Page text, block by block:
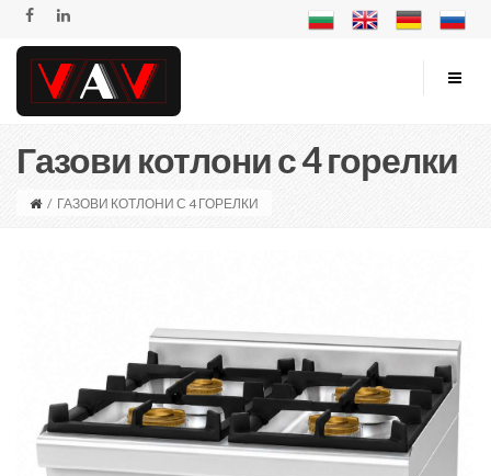
Газови котлони с 4 горелки
/ ГАЗОВИ КОТЛОНИ С 4 ГОРЕЛКИ